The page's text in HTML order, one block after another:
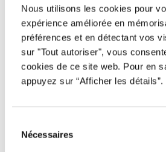
Nous utilisons les cookies pour
expérience améliorée en
préférences et en détectant vos
sur "Tout autoriser", vous
cookies de ce site web. Pour en
appuyez sur “Afficher les détails”.
Nécessaires
« Older Entries
Recent Posts
Pourquoi votre nouvelle
Le guide ultime de la paie au